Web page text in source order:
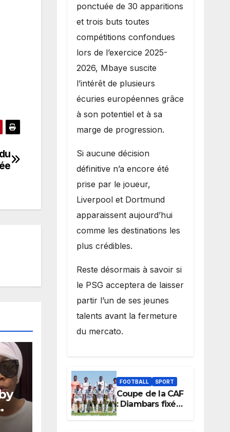
ponctuée de 30 apparitions
et trois buts toutes
compétitions confondues
lors de l’exercice 2025-
2026, Mbaye suscite
l’intérêt de plusieurs
écuries européennes grâce
à son potentiel et à sa
marge de progression.
Si aucune décision
définitive n’a encore été
prise par le joueur,
Liverpool et Dortmund
apparaissent aujourd’hui
comme les destinations les
plus crédibles.
Reste désormais à savoir si
le PSG acceptera de laisser
partir l’un de ses jeunes
talents avant la fermeture
du mercato.
FOOTBALL SPORT
Coupe de la CAF
: Diambars fixé
sur son destin